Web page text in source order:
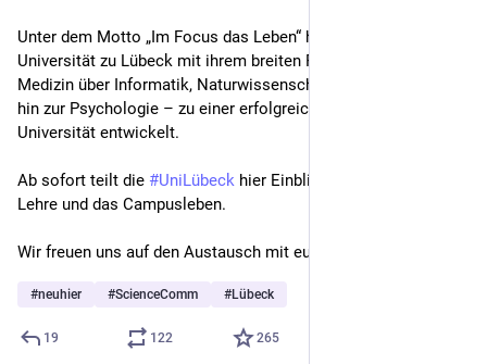
Unter dem Motto „Im Focus das Leben“ hat sich die
Universität zu Lübeck mit ihrem breiten Fächerspektrum – von
Medizin über Informatik, Naturwissenschaften und Technik bis
hin zur Psychologie – zu einer erfolgreichen Life-Science-
Universität entwickelt.
Ab sofort teilt die #UniLübeck hier Einblicke in Forschung,
Lehre und das Campusleben.
Wir freuen uns auf den Austausch mit euch!
#neuhier #ScienceComm #Lübeck
19 122 265